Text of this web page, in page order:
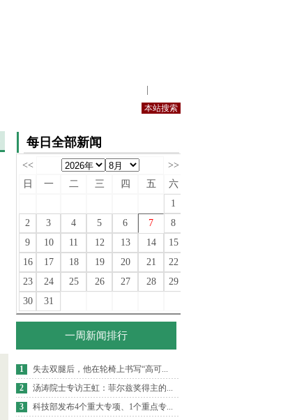
每日全部新闻
<<
>>
日
一 二 三 四 五
六
1
2
3 4 5 6 7
8
9
10 11 12 13 14
15
16
17 18 19 20 21
22
23
24 25 26 27 28
29
30
31
一周新闻排行
1
失去双腿后，他在轮椅上书写“高可...
2
汤涛院士专访王虹：菲尔兹奖得主的...
3
科技部发布4个重大专项、1个重点专...